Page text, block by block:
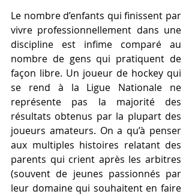
Le nombre d’enfants qui finissent par
vivre professionnellement dans une
discipline est infime comparé au
nombre de gens qui pratiquent de
façon libre. Un joueur de hockey qui
se rend à la Ligue Nationale ne
représente pas la majorité des
résultats obtenus par la plupart des
joueurs amateurs. On a qu’à penser
aux multiples histoires relatant des
parents qui crient après les arbitres
(souvent de jeunes passionnés par
leur domaine qui souhaitent en faire